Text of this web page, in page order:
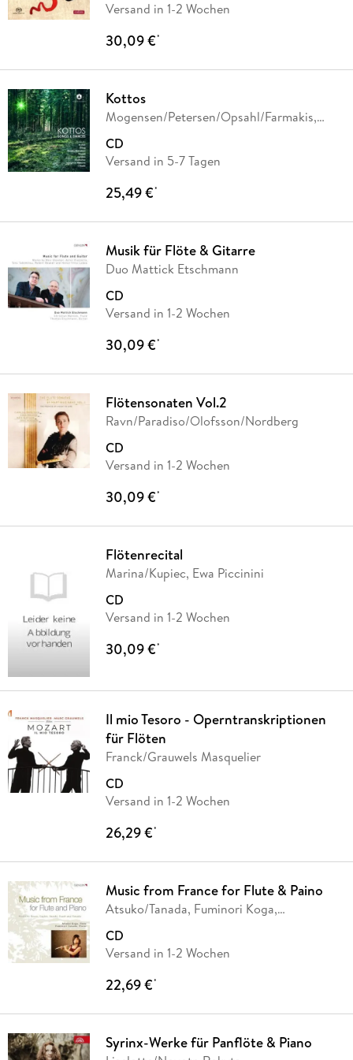
Versand in 1-2 Wochen
30,09 €*
Kottos
Mogensen/Petersen/Opsahl/Farmakis,
CD
Versand in 5-7 Tagen
25,49 €*
Musik für Flöte & Gitarre
Duo Mattick Etschmann
CD
Versand in 1-2 Wochen
30,09 €*
Flötensonaten Vol.2
Ravn/Paradiso/Olofsson/Nordberg
CD
Versand in 1-2 Wochen
30,09 €*
Flötenrecital
Marina/Kupiec, Ewa Piccinini
CD
Versand in 1-2 Wochen
30,09 €*
Il mio Tesoro - Operntranskriptionen
für Flöten
Franck/Grauwels Masquelier
CD
Versand in 1-2 Wochen
26,29 €*
Music from France for Flute & Paino
Atsuko/Tanada, Fuminori Koga,
CD
Versand in 1-2 Wochen
22,69 €*
Syrinx-Werke für Panflöte & Piano